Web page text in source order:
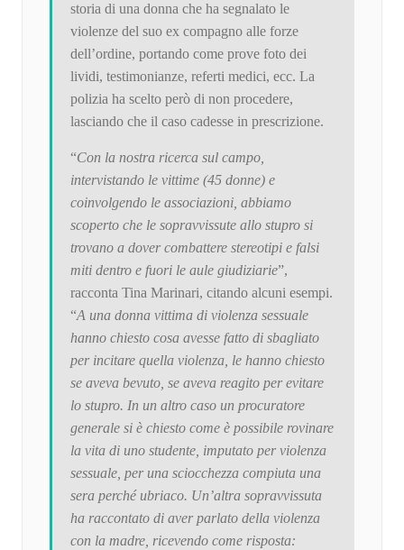
storia di una donna che ha segnalato le
violenze del suo ex compagno alle forze
dell’ordine, portando come prove foto dei
lividi, testimonianze, referti medici, ecc. La
polizia ha scelto però di non procedere,
lasciando che il caso cadesse in prescrizione.
“Con la nostra ricerca sul campo,
intervistando le vittime (45 donne) e
coinvolgendo le associazioni, abbiamo
scoperto che le sopravvissute allo stupro si
trovano a dover combattere stereotipi e falsi
miti dentro e fuori le aule giudiziarie”,
racconta Tina Marinari, citando alcuni esempi.
“A una donna vittima di violenza sessuale
hanno chiesto cosa avesse fatto di sbagliato
per incitare quella violenza, le hanno chiesto
se aveva bevuto, se aveva reagito per evitare
lo stupro. In un altro caso un procuratore
generale si è chiesto come è possibile rovinare
la vita di uno studente, imputato per violenza
sessuale, per una sciocchezza compiuta una
sera perché ubriaco. Un’altra sopravvissuta
ha raccontato di aver parlato della violenza
con la madre, ricevendo come risposta: